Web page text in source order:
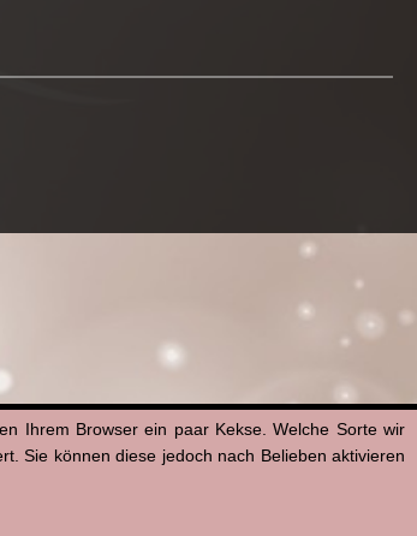
Ihrem Browser ein paar Kekse. Welche Sorte wir
Sie können diese jedoch nach Belieben aktivieren